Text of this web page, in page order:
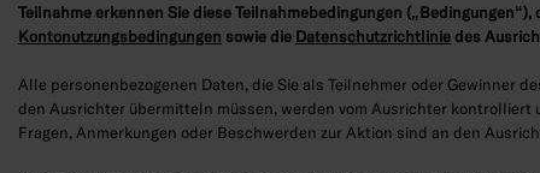
Teilnahme erkennen Sie diese Teilnahmebedingungen („Bedingungen“),
Kontonutzungsbedingungen sowie die Datenschutzrichtlinie des
Alle personenbezogenen Daten, die Sie als Teilnehmer oder Gewinner
den Ausrichter übermitteln müssen, werden vom Ausrichter kontrolliert
Fragen, Anmerkungen oder Beschwerden zur Aktion sind an den